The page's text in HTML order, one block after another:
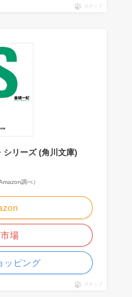
ポチップ
シリーズ (角川文庫)
調べ）
場
ッピング
ポチップ